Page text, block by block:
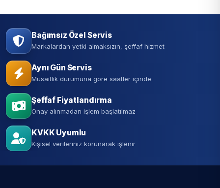
Bağımsız Özel Servis
Markalardan yetki almaksızın, şeffaf hizmet
Aynı Gün Servis
Müsaitlik durumuna göre saatler içinde
Şeffaf Fiyatlandırma
Onay alınmadan işlem başlatılmaz
KVKK Uyumlu
Kişisel verileriniz korunarak işlenir